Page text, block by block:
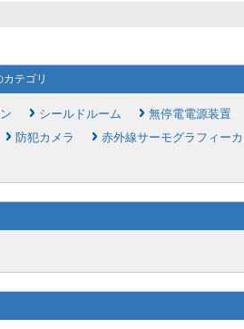
テゴリ
シールドルーム 無停電電源装置
防犯カメラ 赤外線サーモグラフィーカ